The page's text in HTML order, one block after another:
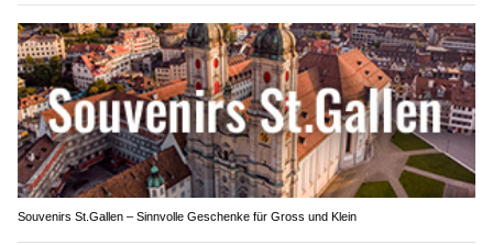
Souvenirs St.Gallen – Sinnvolle Geschenke für Gross und Klein